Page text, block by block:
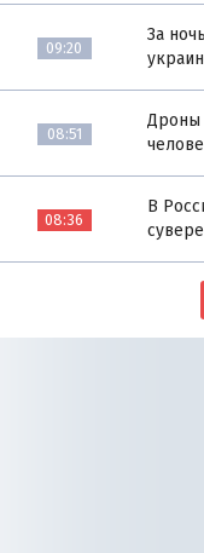
09:20
За
08:51
Дроны
08:36
В